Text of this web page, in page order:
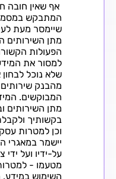
אף שאין חובה
המתבקש
שיימסר מעת
מתן השירותים
הפעולות
למסור את
שלא נוכל
מהבנק
המבוקשים.
מתן השירותים
בקשותיך
וכן למטרות
יישמר במאגרי
על-ידיו ועל
מטעמו -
השימוש במידע,